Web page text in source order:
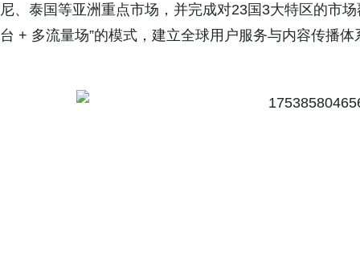
尼、泰国等亚洲重点市场，并完成对23国3大特区的市
台 + 多流量场”的模式，建立全球用户服务与内容传播体